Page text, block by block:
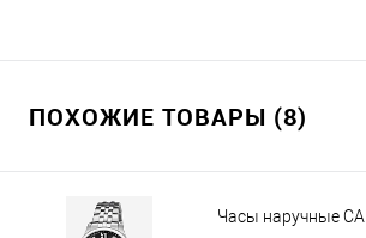
ПОХОЖИЕ ТОВАРЫ (8)
Часы наручные